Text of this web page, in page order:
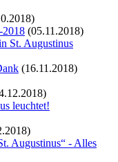
2018 (05.11.2018)
St. Augustinus
(16.11.2018)
leuchtet!
Augustinus“ - Alles